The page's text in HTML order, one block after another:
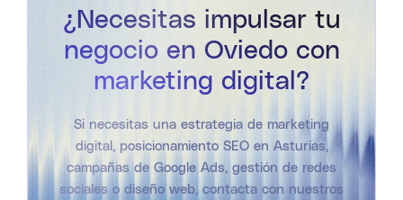
¿Necesitas impulsar tu
negocio en Oviedo con
marketing digital?
Si necesitas una estrategia de marketing
digital, posicionamiento SEO en Asturias,
campañas de Google Ads, gestión de redes
sociales o diseño web, contacta con nuestros